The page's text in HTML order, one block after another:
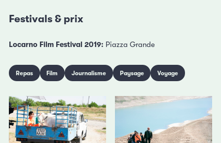
Festivals & prix
Locarno Film Festival 2019: Piazza Grande
Repas Film Journalisme Paysage Voyage